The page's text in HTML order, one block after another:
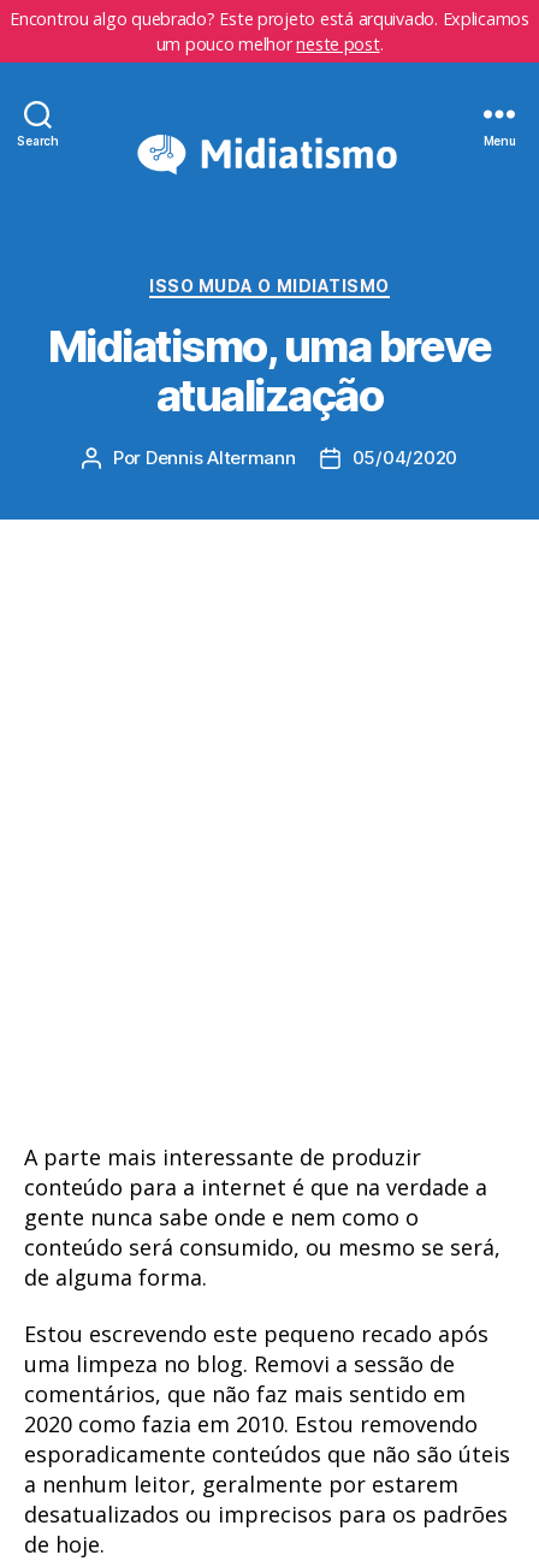
Encontrou algo quebrado? Este projeto está arquivado. Explicamos
um pouco melhorneste post.
Search Menu
Categorias
ISSO MUDA O MIDIATISMO
Midiatismo, uma breve
atualização
Autor
Por Dennis Altermann
Data05/04/2020
A parte mais interessante de produzir
conteúdo para a internet é que na verdade a
gente nunca sabe onde e nem como o
conteúdo será consumido, ou mesmo se será,
de alguma forma.
Estou escrevendo este pequeno recado após
uma limpeza no blog. Removi a sessão de
comentários, que não faz mais sentido em
2020 como fazia em 2010. Estou removendo
esporadicamente conteúdos que não são úteis
a nenhum leitor, geralmente por estarem
desatualizados ou imprecisos para os padrões
de hoje.